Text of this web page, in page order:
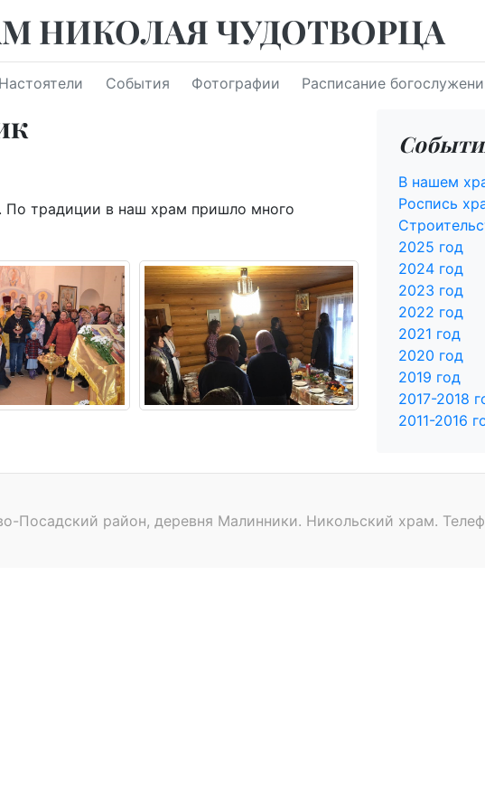
НИКОЛАЯ ЧУДОТВОРЦА
Настоятели События Фотографии Расписание
По традиции в наш храм пришло много
В нашем
Роспись
2025 год
2024 год
2023 год
2022 год
2021 год
2020 год
2019 год
2017-2018
2011-2016
Посадский район, деревня Малинники. Никольский храм.